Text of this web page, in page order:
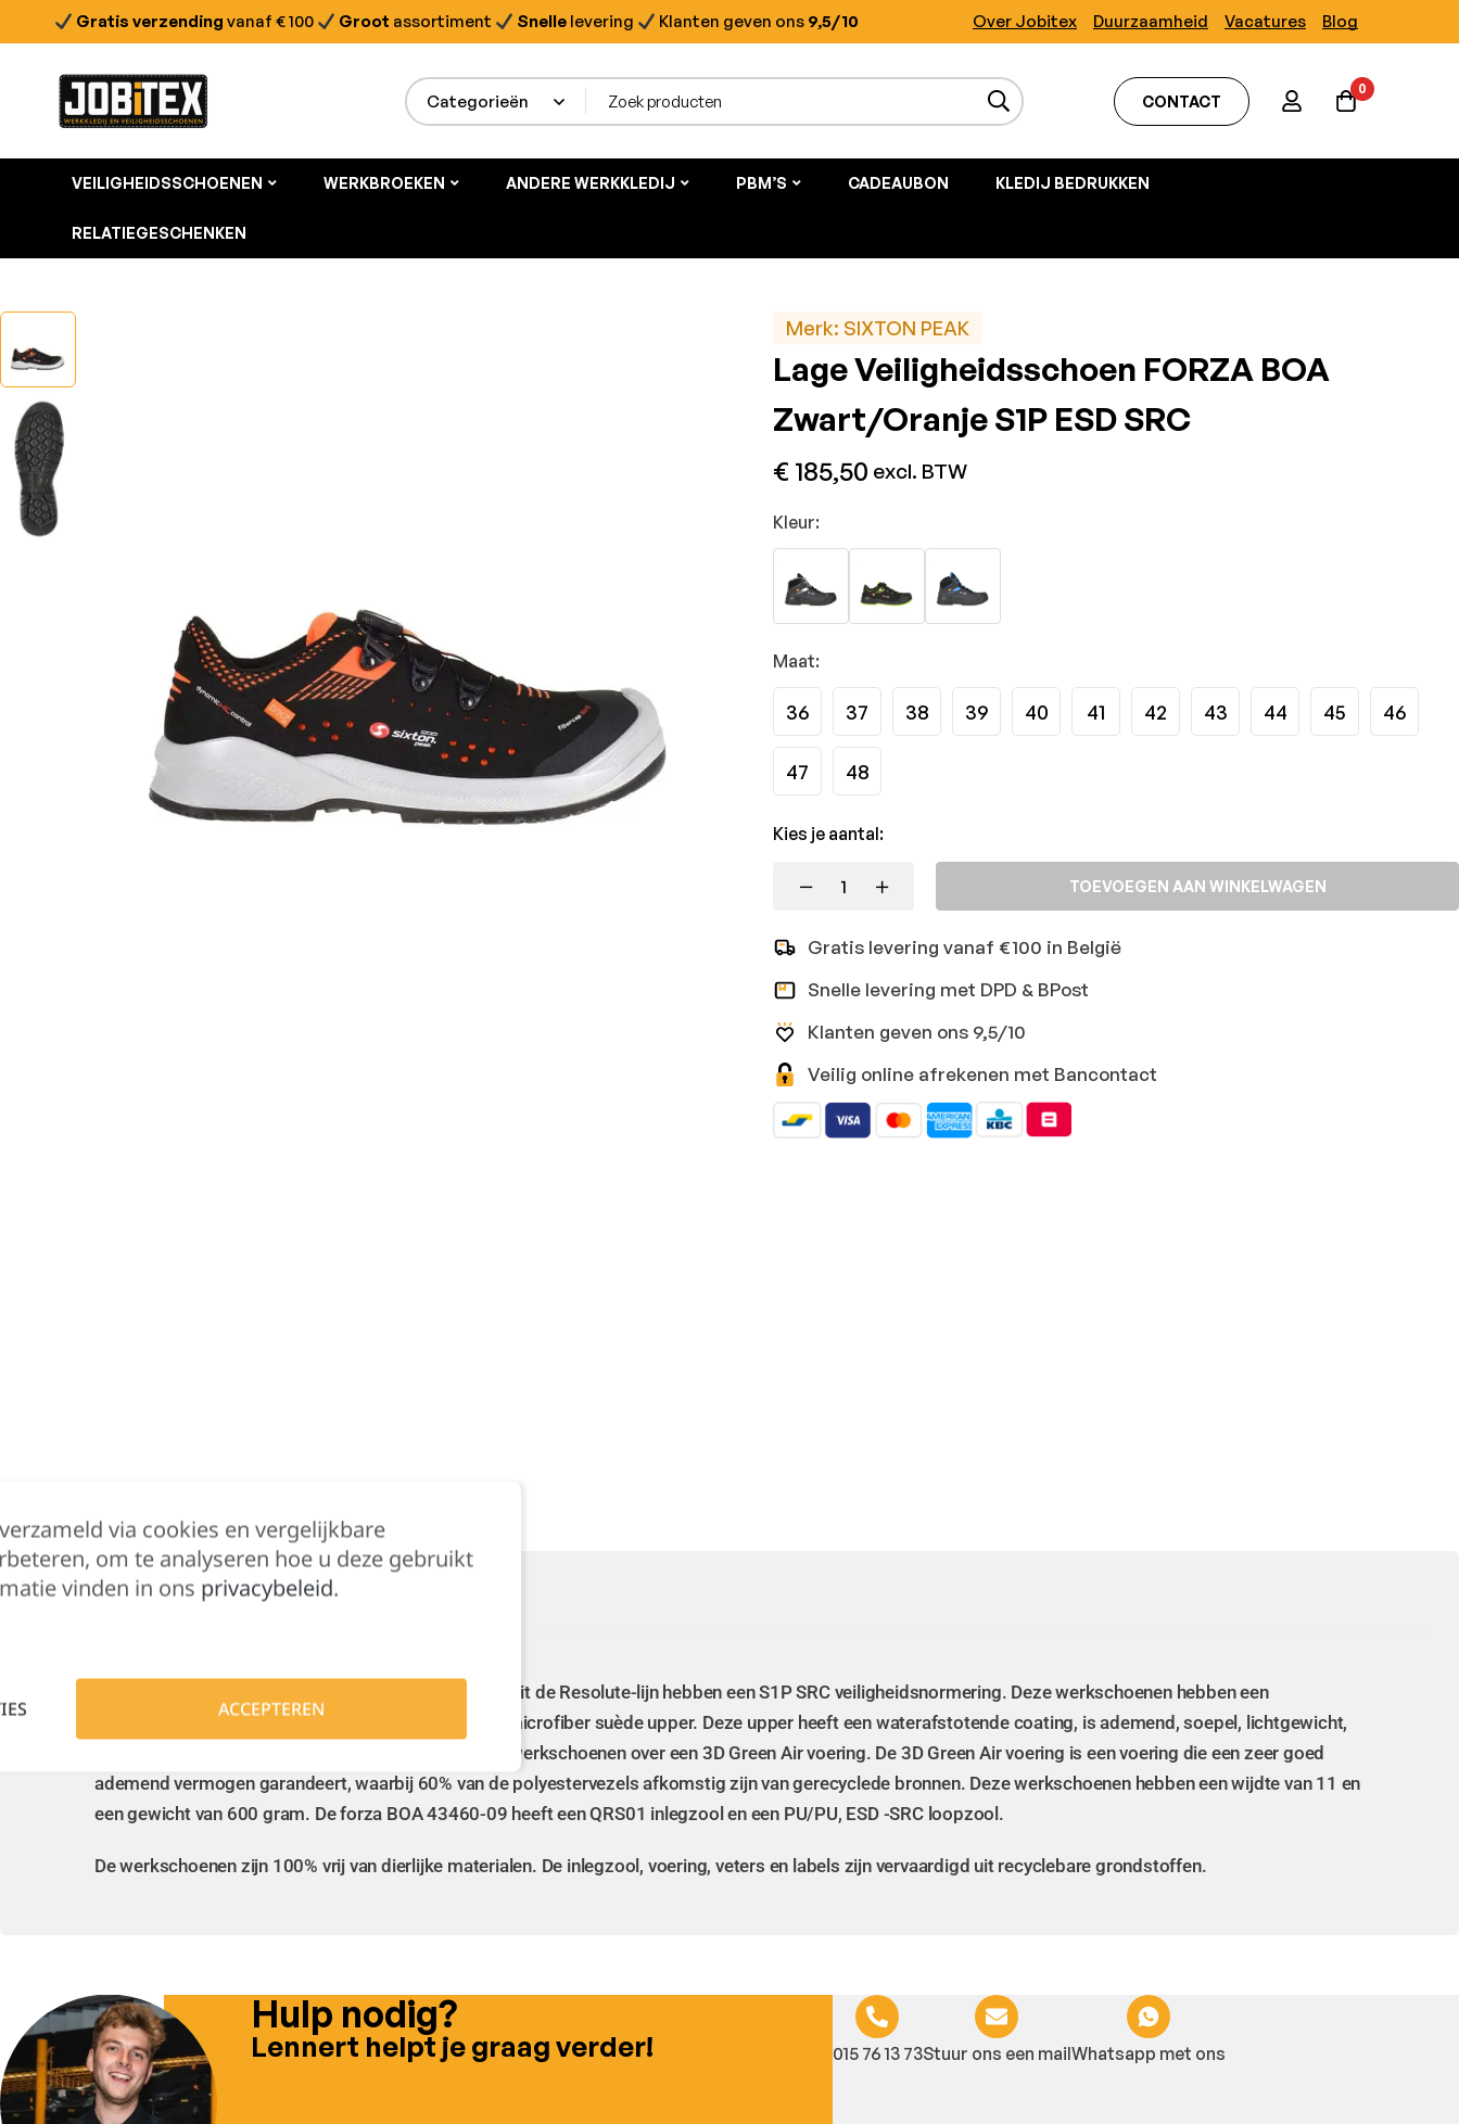
Gratis verzending vanaf € 100 Groot assortiment Snelle levering Klanten geven ons 9,5/10 Over Jobitex Duurzaamheid Vacatures Blog
CONTACT
0
VEILIGHEIDSSCHOENEN WERKBROEKEN ANDERE WERKKLEDIJ PBM’S CADEAUBON KLEDIJ BEDRUKKEN
RELATIEGESCHENKEN
Merk: SIXTON PEAK
Lage Veiligheidsschoen FORZA BOA
Zwart/Oranje S1P ESD SRC
€ 185,50 excl. BTW
Kleur:
Maat:
36 37 38 39 40 41 42 43 44 45 46
47 48
Kies je aantal:
TOEVOEGEN AAN WINKELWAGEN
Gratis levering vanaf €100 in België
Snelle levering met DPD & BPost
Klanten geven ons 9,5/10
Veilig online afrekenen met Bancontact
Bijkomende informatie
De Sixton Peak Forza Boa 43460-09 werkschoenen uit de Resolute-lijn hebben een S1P SRC veiligheidsnormering. Deze werkschoenen hebben een
veiligheidsneus van FiberCap SXT glassfiber en een microfiber suède upper. Deze upper heeft een waterafstotende coating, is ademend, soepel, lichtgewicht,
duurzaam en onderhoudsvrij. Verder beschikken de werkschoenen over een 3D Green Air voering. De 3D Green Air voering is een voering die een zeer goed
ademend vermogen garandeert, waarbij 60% van de polyestervezels afkomstig zijn van gerecyclede bronnen. Deze werkschoenen hebben een wijdte van 11 en
een gewicht van 600 gram. De forza BOA 43460-09 heeft een QRS01 inlegzool en een PU/PU, ESD -SRC loopzool.
De werkschoenen zijn 100% vrij van dierlijke materialen. De inlegzool, voering, veters en labels zijn vervaardigd uit recyclebare grondstoffen.
Hulp nodig?
Lennert helpt je graag verder! 015 76 13 73Stuur ons een mailWhatsapp met ons
via cookies en vergelijkbare
om te analyseren hoe u deze gebruikt
vinden in ons privacybeleid.
ACCEPTEREN